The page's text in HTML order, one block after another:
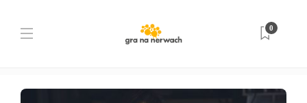
0
cykl dobowy